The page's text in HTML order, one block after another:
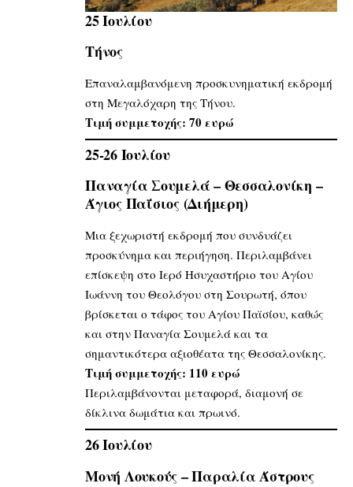
25 Ιουλίου
Τήνος
Επαναλαμβανόμενη προσκυνηματική εκδρομή
στη Μεγαλόχαρη της Τήνου.
Τιμή συμμετοχής: 70 ευρώ
25-26 Ιουλίου
Παναγία Σουμελά – Θεσσαλονίκη –
Άγιος Παΐσιος (Διήμερη)
Μια ξεχωριστή εκδρομή που συνδυάζει
προσκύνημα και περιήγηση. Περιλαμβάνει
επίσκεψη στο Ιερό Ησυχαστήριο του Αγίου
Ιωάννη του Θεολόγου στη Σουρωτή, όπου
βρίσκεται ο τάφος του Αγίου Παϊσίου, καθώς
και στην Παναγία Σουμελά και τα
σημαντικότερα αξιοθέατα της Θεσσαλονίκης.
Τιμή συμμετοχής: 110 ευρώ
Περιλαμβάνονται μεταφορά, διαμονή σε
δίκλινα δωμάτια και πρωινό.
26 Ιουλίου
Μονή Λουκούς – Παραλία Άστρους